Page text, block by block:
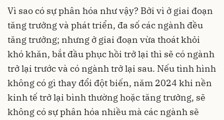
Vì sao có sự phân hóa như vậy? Bởi vì ở giai đoạn
tăng trưởng và phát triển, đa số các ngành đều
tăng trưởng; nhưng ở giai đoạn vừa thoát khỏi
khó khăn, bắt đầu phục hồi trở lại thì sẽ có ngành
trở lại trước và có ngành trở lại sau. Nếu tình hình
không có gì thay đổi đột biến, năm 2024 khi nền
kinh tế trở lại bình thường hoặc tăng trưởng, sẽ
không có sự phân hóa nhiều mà các ngành sẽ